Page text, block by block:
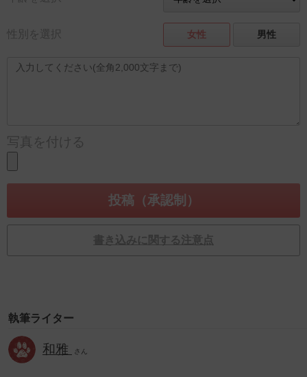
性別を選択 女性 男性
写真を付ける
書き込みに関する注意点
執筆ライター
和雅 さん